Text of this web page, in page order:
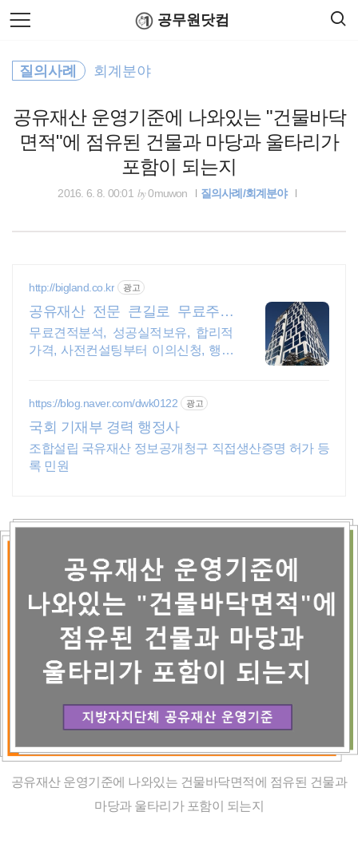
본
문
로
기
공무원닷컴
공유재산 운영기준에 나와있는 "건물바닥
면적"에 점유된 건물과 마당과 울타리가
포함이 되는지
질의사례 회계분야
2016. 6. 8. 00:01 by0muwon 질의사례/회계분야
http://bigland.co.kr 광고
공유재산 전문 큰길로 무료주차
가능
무료견적분석, 성공실적보유, 합리적
가격, 사전컨설팅부터 이의신청, 행정
https://blog.naver.com/dwk0122 광고
국회 기재부 경력 행정사
조합설립 국유재산 정보공개청구 직접생산증명 허가 등
록 민원
공유재산 운영기준에 나와있는 건물바닥면적에 점유된 건물과
마당과 울타리가 포함이 되는지
검
색
적격심사
공공언어
공무원수당
법령해석